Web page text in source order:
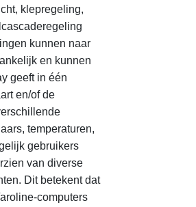
klepregeling,
kunnen naar
en kunnen
geeft in één
en/of de
temperaturen,
gebruikers
van diverse
Dit betekent dat
computers